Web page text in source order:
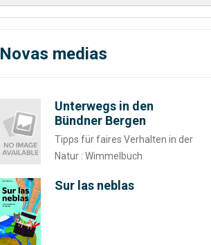
Novas medias
Unterwegs in den
Bündner Bergen
Tipps für faires Verhalten in der
Natur : Wimmelbuch
Sur las neblas